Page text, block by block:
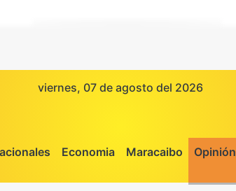
viernes, 07 de agosto del 2026
Economia Maracaibo Opinión